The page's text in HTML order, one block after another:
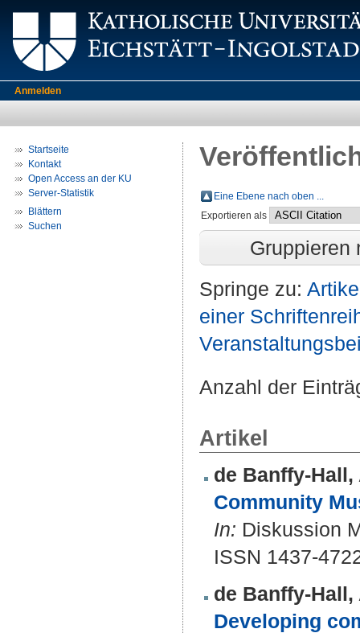
Anmelden
Startseite
Kontakt
Open Access an der KU
Server-Statistik
Blättern
Suchen
Eine Ebene nach oben ...
Exportieren als
Gruppieren
Springe zu:
einer
Anzahl der
Artikel
de Banffy-
Community
In: Diskussion
ISSN 1437-
de Banffy-
Developing